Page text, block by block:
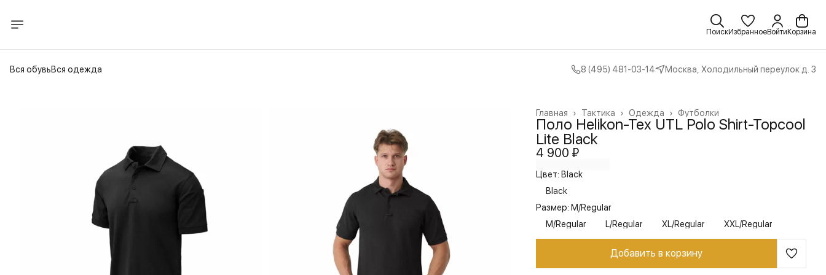
ПоискИзбранноеВойти Корзина
Вся обувьВся одежда 8 (495) 481-03-14 Москва, Холодильный переулок д. 3
Футболки
Одежда ›
Тактика ›
Главная ›
Поло Helikon-Tex UTL Polo Shirt-Topcool
Lite Black
4 900 ₽
Цвет: Black
Black
Размер: M/Regular
M/Regular
L/Regular XL/Regular XXL/Regular
Добавить в корзину